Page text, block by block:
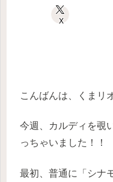
X
こんばんは、くまリ
今週、カルディを覗
っちゃいました！！
最初、普通に「シナ